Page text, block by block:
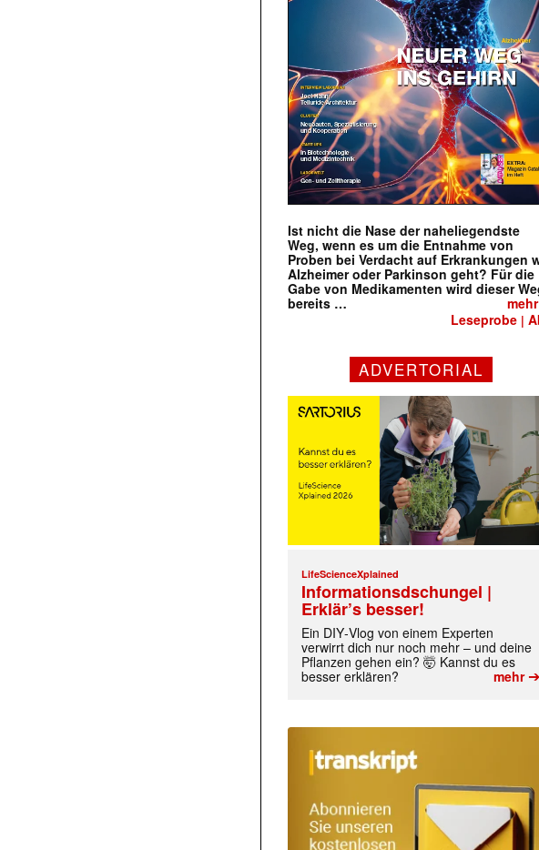
Ist nicht die Nase der naheliegendste
Weg, wenn es um die Entnahme von
Proben bei Verdacht auf Erkrankungen
Alzheimer oder Parkinson geht? Für die
Gabe von Medikamenten wird dieser
bereits …
mehr
Leseprobe |
ADVERTORIAL
LifeScienceXplained
Informationsdschungel |
Erklär’s besser!
Ein DIY‑Vlog von einem Experten
verwirrt dich nur noch mehr – und deine
Pflanzen gehen ein? 🤯 Kannst du es
besser erklären?
mehr➔